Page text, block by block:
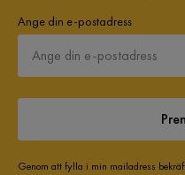
Ange din e-postadress
Genom att fylla i min mailadress